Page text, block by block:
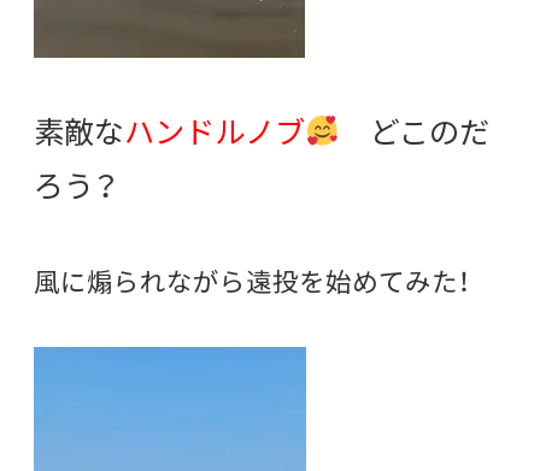
素敵なハンドルノブ
どこのだ
ろう？
風に煽られながら遠投を始めてみた！